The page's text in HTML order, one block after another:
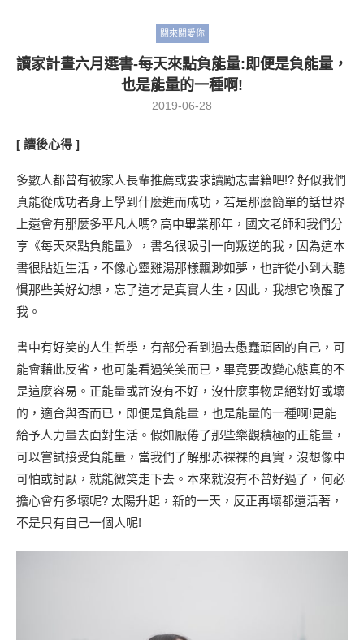
閱來閱愛你
讀家計畫六月選書-每天來點負能量:即便是負能量，
也是能量的一種啊!
2019-06-28
[ 讀後心得 ]
多數人都曾有被家人長輩推薦或要求讀勵志書籍吧!? 好似我們
真能從成功者身上學到什麼進而成功，若是那麼簡單的話世界
上還會有那麼多平凡人嗎? 高中畢業那年，國文老師和我們分
享《每天來點負能量》，書名很吸引一向叛逆的我，因為這本
書很貼近生活，不像心靈雞湯那樣飄渺如夢，也許從小到大聽
慣那些美好幻想，忘了這才是真實人生，因此，我想它喚醒了
我。
書中有好笑的人生哲學，有部分看到過去愚蠢頑固的自己，可
能會藉此反省，也可能看過笑笑而已，畢竟要改變心態真的不
是這麼容易。正能量或許沒有不好，沒什麼事物是絕對好或壞
的，適合與否而已，即便是負能量，也是能量的一種啊!更能
給予人力量去面對生活。假如厭倦了那些樂觀積極的正能量，
可以嘗試接受負能量，當我們了解那赤裸裸的真實，沒想像中
可怕或討厭，就能微笑走下去。本來就沒有不曾好過了，何必
擔心會有多壞呢? 太陽升起，新的一天，反正再壞都還活著，
不是只有自己一個人呢!